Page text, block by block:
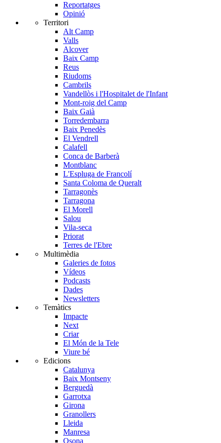
Reportatges
Opinió
Territori
Alt Camp
Valls
Alcover
Baix Camp
Reus
Riudoms
Cambrils
Vandellòs i l'Hospitalet de l'Infant
Mont-roig del Camp
Baix Gaià
Torredembarra
Baix Penedès
El Vendrell
Calafell
Conca de Barberà
Montblanc
L'Espluga de Francolí
Santa Coloma de Queralt
Tarragonès
Tarragona
El Morell
Salou
Vila-seca
Priorat
Terres de l'Ebre
Multimèdia
Galeries de fotos
Vídeos
Podcasts
Dades
Newsletters
Temàtics
Impacte
Next
Criar
El Món de la Tele
Viure bé
Edicions
Catalunya
Baix Montseny
Berguedà
Garrotxa
Girona
Granollers
Lleida
Manresa
Osona